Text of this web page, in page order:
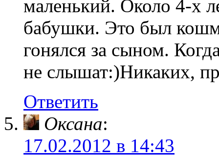
маленький. Около 4-х
бабушки. Это был
гонялся за сыном.
не слышат:)Никаких,
Ответить
Оксана:
17.02.2012 в 14:43